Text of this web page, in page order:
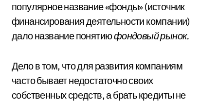
популярное название «фонды» (источник
финансирования деятельности компании)
дало название понятиюфондовый рынок.
Дело в том, что для развития компаниям
часто бывает недостаточно своих
собственных средств, а брать кредиты не